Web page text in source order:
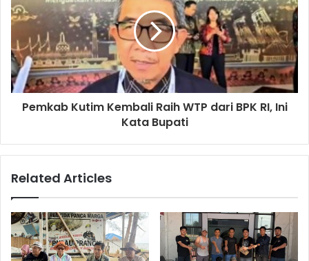
Pemkab Kutim Kembali Raih WTP dari BPK RI, Ini
Kata Bupati
Related Articles